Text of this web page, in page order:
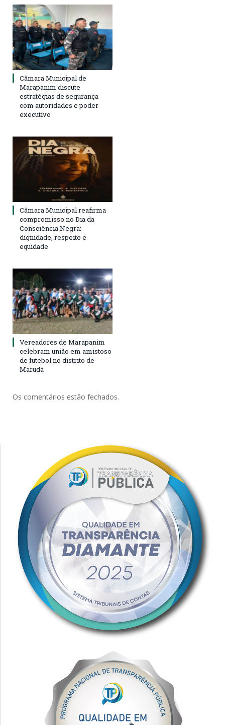
Câmara Municipal de
Marapanim discute
estratégias de segurança
com autoridades e poder
executivo
Câmara Municipal reafirma
compromisso no Dia da
Consciência Negra:
dignidade, respeito e
equidade
Vereadores de Marapanim
celebram união em amistoso
de futebol no distrito de
Marudá
Os comentários estão fechados.